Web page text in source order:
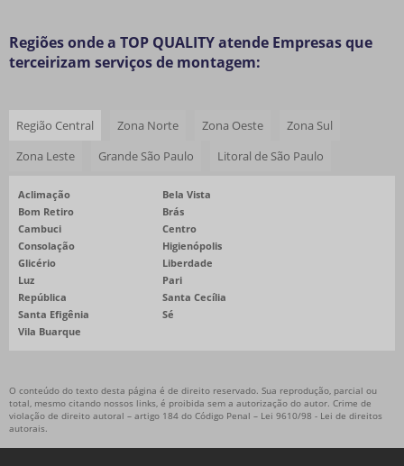
TERCEIRIZAÇÃO DE INSPEÇÃO DE QUALIDADE
TERCEIRIZAÇÃO DE INSPEÇÃO EM GRAFICA
TERCEIRIZAÇÃO DE MONTAGEM
TERCEIRIZAÇÃO DE MONTAGENS E EMBALAGENS
TERCEIRIZACAO DE RESIDENTE TECNICO
TERCEIRIZAÇÃO DE RETRABALHO DE PEÇAS
TERCEIRIZAÇÃO EMBARQUE CONTROLADO NIVEL 1
TERCEIRIZAÇÃO EMBARQUE CONTROLADO NIVEL 2
TERCEIRIZAÇÃO SERVIÇOS DE EMBARQUE CONTROLADO
TERCEIRIZADA DE MONTAGEM
TREINAMENTO APQP
Regiões onde a TOP QUALITY atende Empresas que
terceirizam serviços de montagem:
Região Central Zona Norte Zona Oeste
Zona Sul
Zona Leste
Grande São Paulo Litoral de São Paulo
Aclimação
Bela Vista
Bom Retiro
Brás
Cambuci
Centro
Consolação
Higienópolis
Glicério
Liberdade
Luz
Pari
República
Santa Cecília
Santa Efigênia
Sé
Vila Buarque
O conteúdo do texto desta página é de direito reservado. Sua reprodução, parcial ou
total, mesmo citando nossos links, é proibida sem a autorização do autor. Crime de
violação de direito autoral – artigo 184 do Código Penal – Lei 9610/98 - Lei de direitos
autorais.